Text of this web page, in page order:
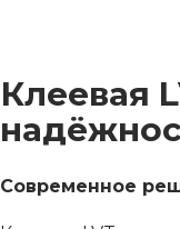
Клеевая
Современное